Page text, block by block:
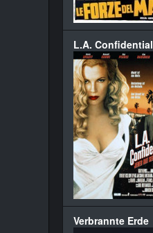
L.A. Confidential
Verbrannte Erde